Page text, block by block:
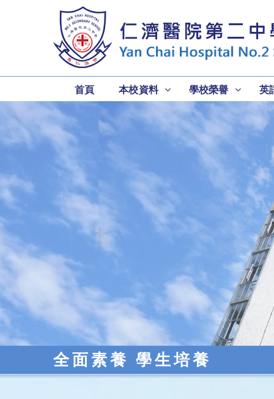
首頁 本校資料 學校榮譽 英
全面素養 學生培養